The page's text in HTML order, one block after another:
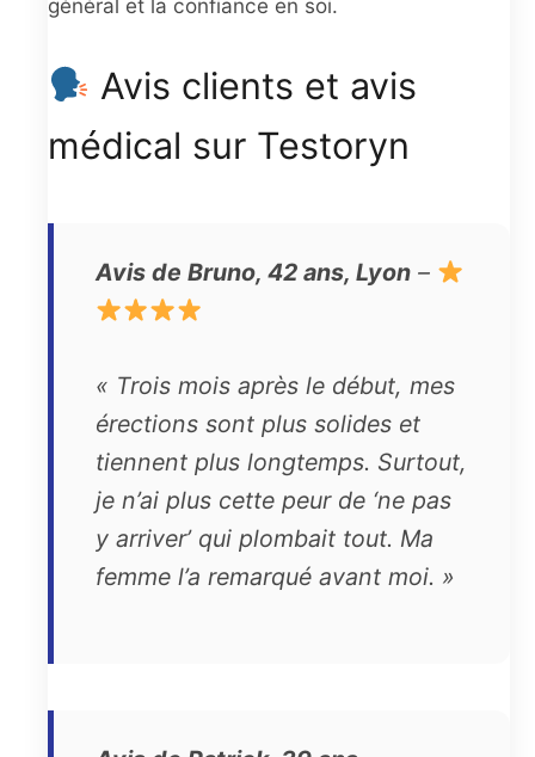
général et la confiance en soi.
Avis clients et avis
médical sur Testoryn
Avis de Bruno, 42 ans, Lyon –
« Trois mois après le début, mes
érections sont plus solides et
tiennent plus longtemps. Surtout,
je n’ai plus cette peur de ‘ne pas
y arriver’ qui plombait tout. Ma
femme l’a remarqué avant moi. »